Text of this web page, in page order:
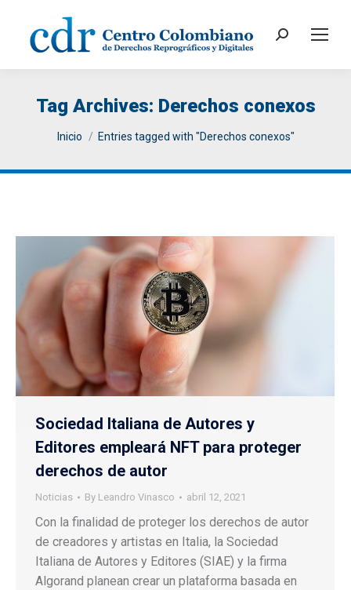
Search:
Tag Archives: Derechos conexos
You are here:
Inicio Entries tagged with "Derechos conexos"
Sociedad Italiana de Autores y
Editores empleará NFT para proteger
derechos de autor
Noticias By Leandro Vinasco abril 12, 2021
Con la finalidad de proteger los derechos de autor
de creadores y artistas en Italia, la Sociedad
Italiana de Autores y Editores (SIAE) y la firma
Algorand planean crear un plataforma basada en